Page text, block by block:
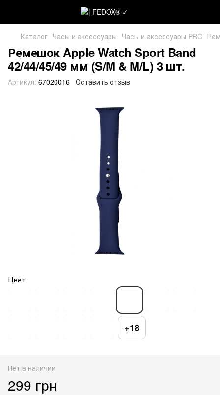
Каталог Часы и аксессуары Часы и аксессуары PRC
Ремешок Apple Watch Sport Band
42/44/45/49 мм (S/M & M/L) 3 шт.
Артикул: 67020016 Оставить отзыв
Цвет
+18
Нет в наличии
299 грн